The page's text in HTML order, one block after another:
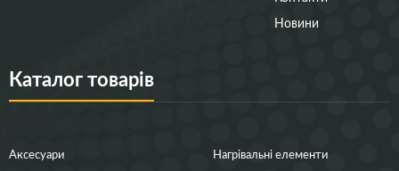
Новини
Каталог товарів
Аксесуари
Нагрівальні елементи